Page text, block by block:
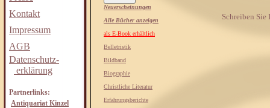
Kontakt
Impressum
AGB
Datenschutz-
erklärung
Partnerlinks:
Antiquariat Kinzel
Neuerscheinungen
Alle Bücher anzeigen
als E-Book erhältlich
Belletristik
Bildband
Biographie
Christliche Literatur
Erfahrungsberichte
Schreiben